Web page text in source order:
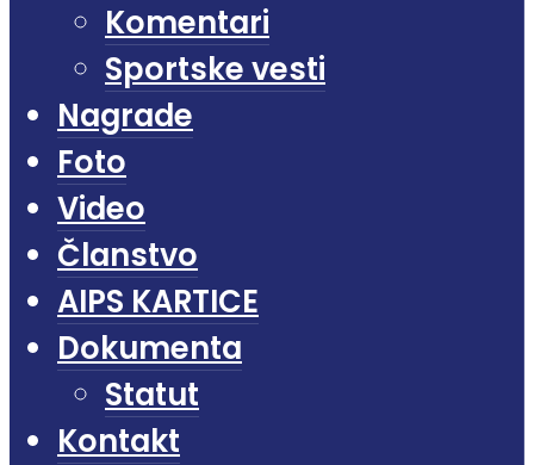
Komentari
Sportske vesti
Nagrade
Foto
Video
Članstvo
AIPS KARTICE
Dokumenta
Statut
Kontakt